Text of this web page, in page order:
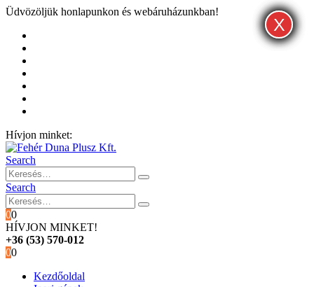
Üdvözöljük honlapunkon és webáruházunkban!
Hívjon minket:
Search
Search
00
HÍVJON MINKET!
+36 (53) 570-012
00
Kezdőoldal
X
X
X